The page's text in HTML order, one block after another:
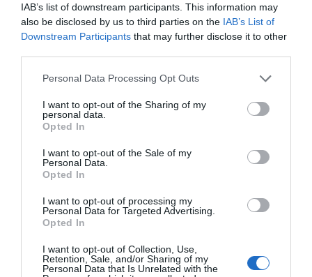
IAB’s list of downstream participants. This information may
also be disclosed by us to third parties on the IAB’s List of
Downstream Participants that may further disclose it to other
Personal Data Processing Opt Outs
I want to opt-out of the Sharing of my
personal data.
Opted In
I want to opt-out of the Sale of my
Personal Data.
Opted In
I want to opt-out of processing my
Personal Data for Targeted Advertising.
Opted In
I want to opt-out of Collection, Use,
Retention, Sale, and/or Sharing of my
Personal Data that Is Unrelated with the